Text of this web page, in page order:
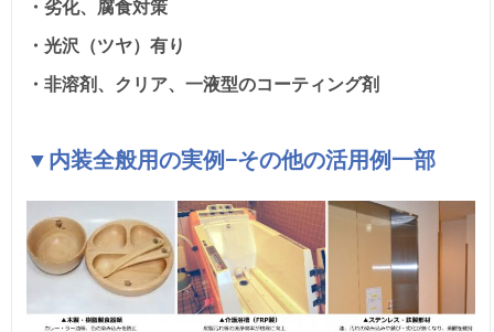
・劣化、腐食対策
・光沢（ツヤ）有り
・非溶剤、クリア、一液型のコーティング剤
▼内装全般用の実例−その他の活用例一部